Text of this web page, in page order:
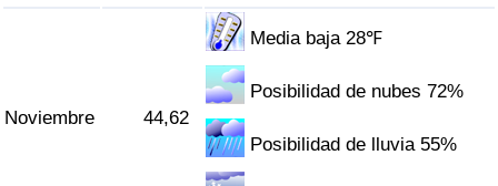
Noviembre 44,62
Media baja 28℉
Posibilidad de nubes 72%
Posibilidad de lluvia 55%